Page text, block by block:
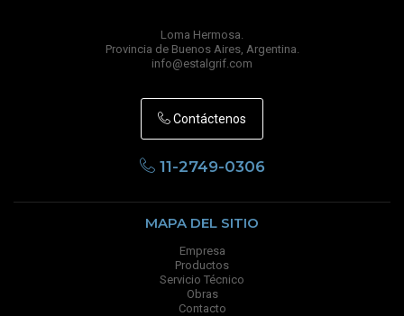
Loma Hermosa.
Provincia de Buenos Aires, Argentina.
info@estalgrif.com
Contáctenos
11-2749-0306
MAPA DEL SITIO
Empresa
Productos
Servicio Técnico
Obras
Contacto